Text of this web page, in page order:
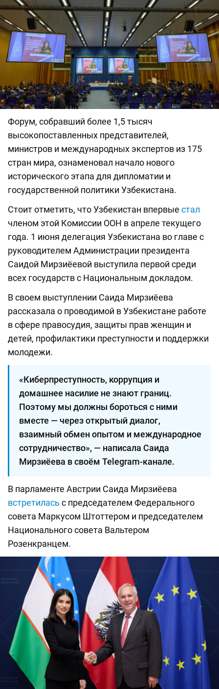
Форум, собравший более 1,5 тысяч
высокопоставленных представителей,
министров и международных экспертов из 175
стран мира, ознаменовал начало нового
исторического этапа для дипломатии и
государственной политики Узбекистана.
Стоит отметить, что Узбекистан впервые стал
членом этой Комиссии ООН в апреле текущего
года. 1 июня делегация Узбекистана во главе с
руководителем Администрации президента
Саидой Мирзиёевой выступила первой среди
всех государств с Национальным докладом.
В своем выступлении Саида Мирзиёева
рассказала о проводимой в Узбекистане работе
в сфере правосудия, защиты прав женщин и
детей, профилактики преступности и поддержки
молодежи.
«Киберпреступность, коррупция и
домашнее насилие не знают границ.
Поэтому мы должны бороться с ними
вместе — через открытый диалог,
взаимный обмен опытом и международное
сотрудничество», — написала Саида
Мирзиёева в своём Telegram-канале.
В парламенте Австрии Саида Мирзиёева
встретилась с председателем Федерального
совета Маркусом Штоттером и председателем
Национального совета Вальтером
Розенкранцем.